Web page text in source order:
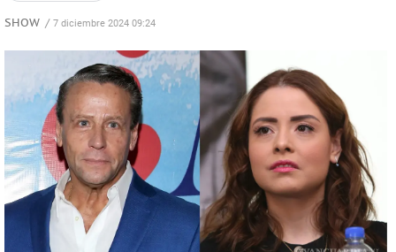
SHOW / 7 diciembre 2024 09:24